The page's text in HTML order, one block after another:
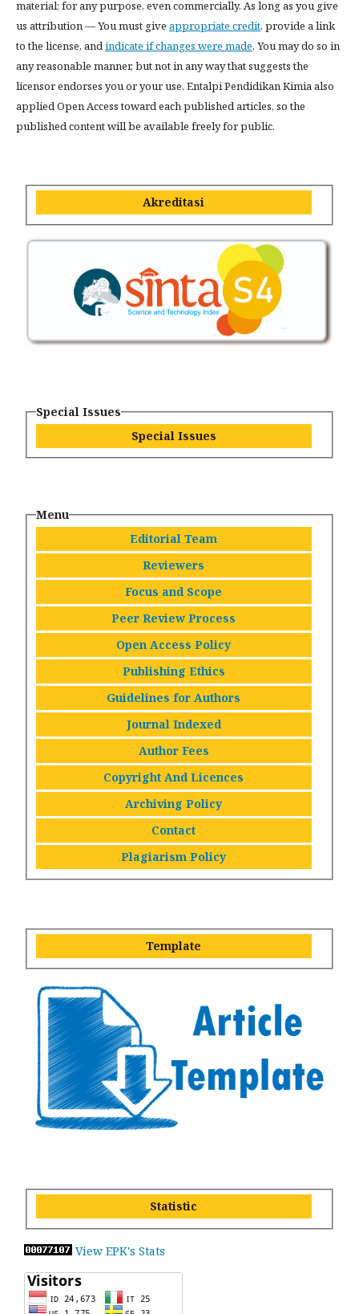
material; for any purpose, even commercially. As long as you give
us attribution — You must give appropriate credit, provide a link
to the license, andindicate if changes were made. You may do so in
any reasonable manner, but not in any way that suggests the
licensor endorses you or your use. Entalpi Pendidikan Kimia also
applied Open Access toward each published articles, so the
published content will be available freely for public.
Akreditasi
Special Issues
Special Issues
Menu
Editorial Team
Reviewers
Focus and Scope
Peer Review Process
Open Access Policy
Publishing Ethics
Guidelines for Authors
Journal Indexed
Author Fees
Copyright And Licences
Archiving Policy
Contact
Plagiarism Policy
Template
Statistic
View EPK's Stats